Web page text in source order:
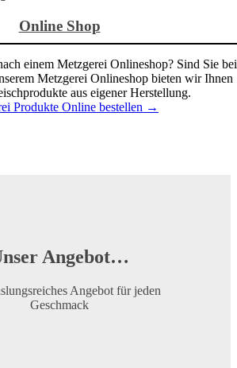
Online Shop
einem Metzgerei Onlineshop? Sind Sie bei
Metzgerei Onlineshop bieten wir Ihnen
aus eigener Herstellung.
Produkte Online bestellen →
Angebot…
Angebot für jeden
Geschmack